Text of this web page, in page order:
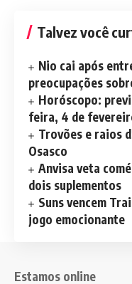
Talvez você
Nio cai após
preocupações
Horóscopo:
feira, 4 de
Trovões e raios
Osasco
Anvisa veta
dois suplementos
Suns vencem
jogo emocionante
Estamos online